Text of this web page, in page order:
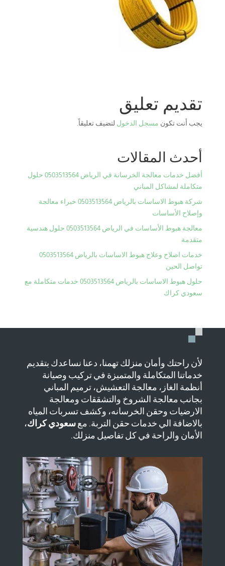
تقديم تعليق
يجب أنت تكون مسجل الدخول لتضيف تعليقاً.
أحدث المقالات
أفضل خدمات معالجة الخرسانة في الرياض 0503513564 حلول
متكاملة لمشاكل المباني
شركة هبوط الاساسات بالرياض 0503513564 خبراء معالجة
وإصلاح الأساسات
معالجة هبوط الأساسات في الرياض 0503513564 حلول هندسية
متقدمة
خدمات اصلاح وعلاج هبوط الاساسات بالرياض 0503513564
تواصل الحين
حلول هبوط الاساسات بالرياض 0503513564 خدمات متكاملة مع
سعودي كراك
لأن راحتك وأمان منزلك تهمنا، دعنا نساعدك بتقديم
خدماتنا المتكاملة والمتميزة في تركيب وصيانة
أنظمة الغاز، معالجة التعشيش، ترميم المباني
بجانب معالجة الشروخ والتشققات ومعالجة
الارضيات وحقن الخرسانه، وكشف تسربات المياه
بالاضافة الي خدمات حقن التربة. مع سعودي كراك،
الأمان والراحة في كل تفاصيل منزلك.